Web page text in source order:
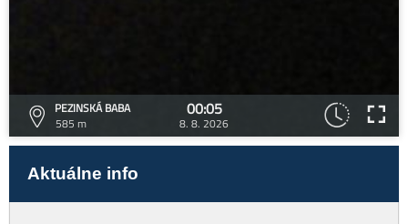
PEZINSKÁ BABA
585 m
00:05
8. 8. 2026
Aktuálne info